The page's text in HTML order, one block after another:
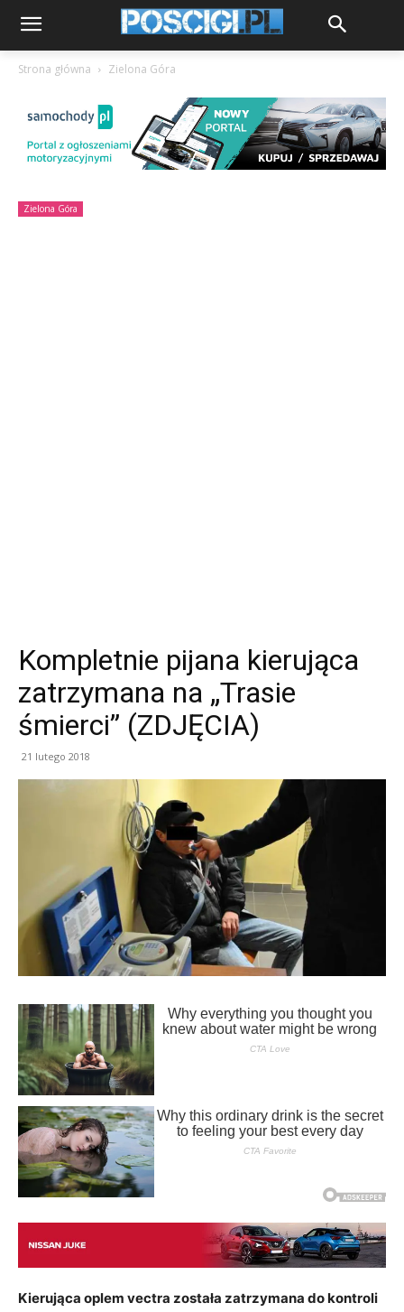
Strona główna Zielona Góra
Zielona Góra
Kompletnie pijana kierująca
zatrzymana na „Trasie
śmierci” (ZDJĘCIA)
21 lutego 2018
Kierująca oplem vectra została zatrzymana do kontroli